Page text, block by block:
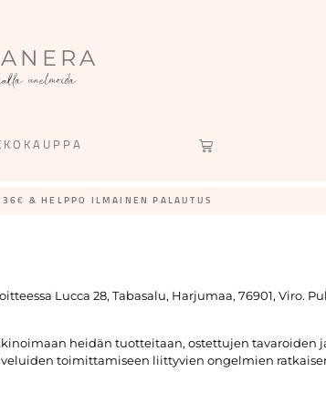
unelmoida
& HELPPO ILMAINEN PALAUTUS​
Lucca 28, Tabasalu, Harjumaa, 76901, Viro.
heidän tuotteitaan, ostettujen tavaroiden
toimittamiseen liittyvien ongelmien